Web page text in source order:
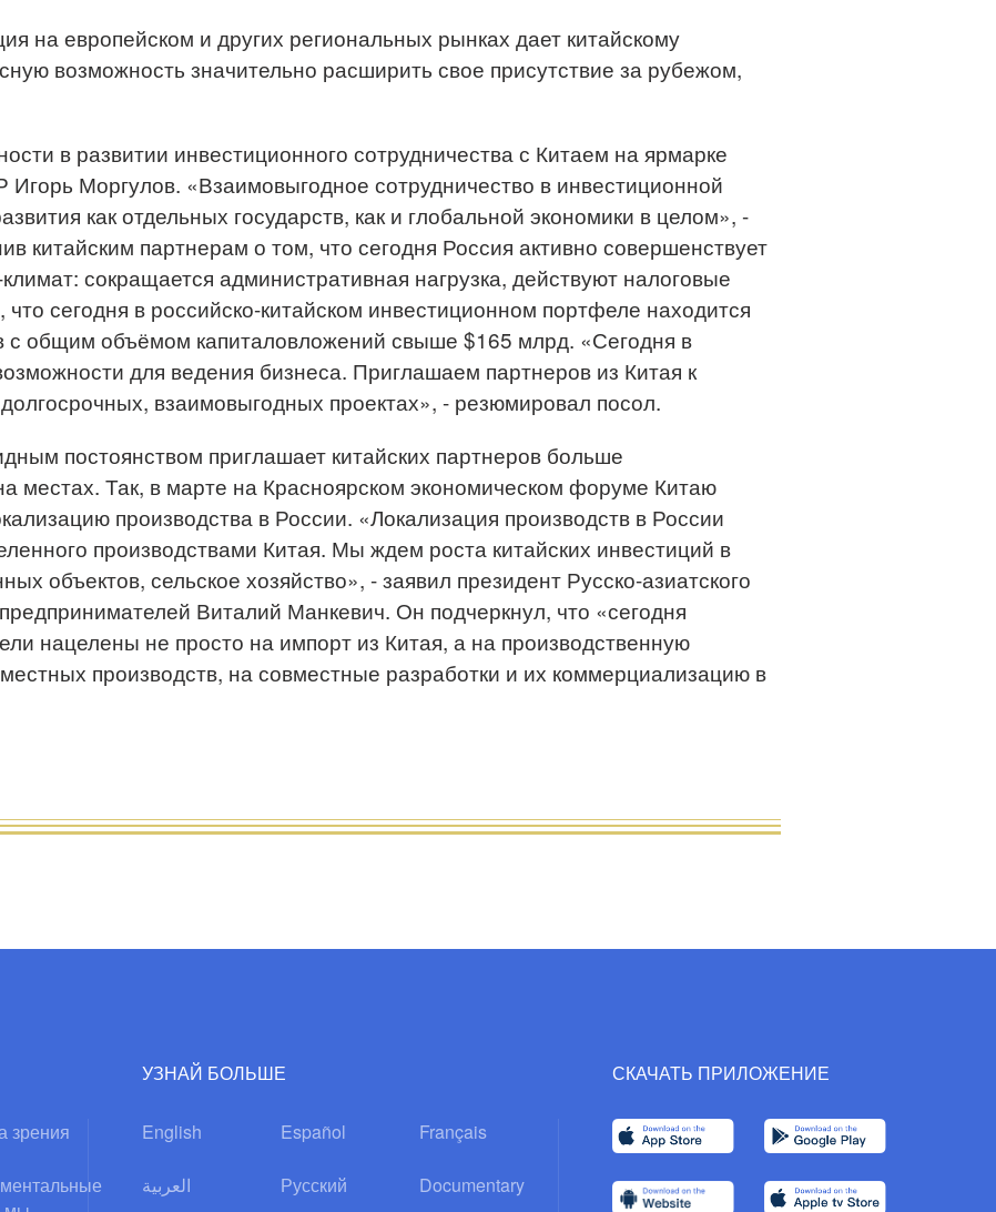
на европейском и других региональных рынках дает китайскому
возможность значительно расширить свое присутствие за рубежом,
в развитии инвестиционного сотрудничества с Китаем на ярмарке
Игорь Моргулов. «Взаимовыгодное сотрудничество в инвестиционной
как отдельных государств, как и глобальной экономики в целом», -
китайским партнерам о том, что сегодня Россия активно совершенствует
сокращается административная нагрузка, действуют налоговые
сегодня в российско-китайском инвестиционном портфеле находится
с общим объёмом капиталовложений свыше $165 млрд. «Сегодня в
для ведения бизнеса. Приглашаем партнеров из Китая к
взаимовыгодных проектах», - резюмировал посол.
постоянством приглашает китайских партнеров больше
местах. Так, в марте на Красноярском экономическом форуме Китаю
производства в России. «Локализация производств в России
производствами Китая. Мы ждем роста китайских инвестиций в
объектов, сельское хозяйство», - заявил президент Русско-азиатского
Виталий Манкевич. Он подчеркнул, что «сегодня
нацелены не просто на импорт из Китая, а на производственную
производств, на совместные разработки и их коммерциализацию в
зрения
УЗНАЙ БОЛЬШЕ
English Español Français
العربية Русский Documentary
СКАЧАТЬ ПРИЛОЖЕНИЕ